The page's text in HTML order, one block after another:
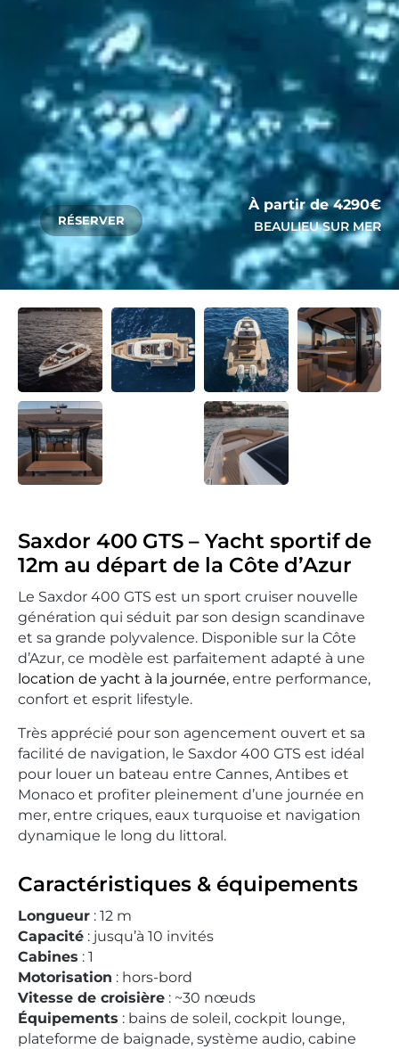
RÉSERVER
À partir de 4290€
BEAULIEU SUR MER
Saxdor 400 GTS – Yacht sportif de
12m au départ de la Côte d’Azur
Le Saxdor 400 GTS est un sport cruiser nouvelle
génération qui séduit par son design scandinave
et sa grande polyvalence. Disponible sur la Côte
d’Azur, ce modèle est parfaitement adapté à une
location de yacht à la journée, entre performance,
confort et esprit lifestyle.
Très apprécié pour son agencement ouvert et sa
facilité de navigation, le Saxdor 400 GTS est idéal
pour louer un bateau entre Cannes, Antibes et
Monaco et profiter pleinement d’une journée en
mer, entre criques, eaux turquoise et navigation
dynamique le long du littoral.
Caractéristiques & équipements
Longueur : 12 m
Capacité : jusqu’à 10 invités
Cabines : 1
Motorisation : hors-bord
Vitesse de croisière : ~30 nœuds
Équipements : bains de soleil, cockpit lounge,
plateforme de baignade, système audio, cabine